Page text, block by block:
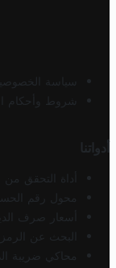
سياسة
شروط وأحكام
أدواتنا
أداة التحقق
محول رقم
أسعار صرف
البحث عن
محاكي ضريبة